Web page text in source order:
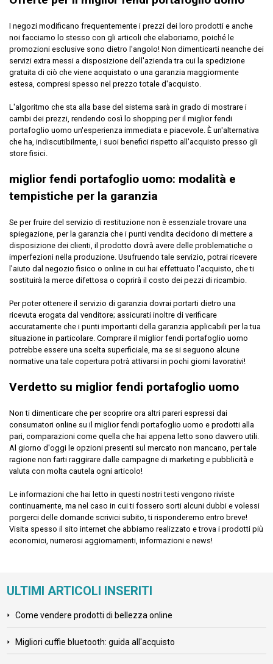
I negozi modificano frequentemente i prezzi dei loro prodotti e anche
noi facciamo lo stesso con gli articoli che elaboriamo, poiché le
promozioni esclusive sono dietro l'angolo! Non dimenticarti neanche dei
servizi extra messi a disposizione dell'azienda tra cui la spedizione
gratuita di ciò che viene acquistato o una garanzia maggiormente
estesa, compresi spesso nel prezzo totale d'acquisto.
L'algoritmo che sta alla base del sistema sarà in grado di mostrare i
cambi dei prezzi, rendendo così lo shopping per il miglior fendi
portafoglio uomo un'esperienza immediata e piacevole. È un'alternativa
che ha, indiscutibilmente, i suoi benefici rispetto all'acquisto presso gli
store fisici.
miglior fendi portafoglio uomo: modalità e
tempistiche per la garanzia
Se per fruire del servizio di restituzione non è essenziale trovare una
spiegazione, per la garanzia che i punti vendita decidono di mettere a
disposizione dei clienti, il prodotto dovrà avere delle problematiche o
imperfezioni nella produzione. Usufruendo tale servizio, potrai ricevere
l'aiuto dal negozio fisico o online in cui hai effettuato l'acquisto, che ti
sostituirà la merce difettosa o coprirà il costo dei pezzi di ricambio.
Per poter ottenere il servizio di garanzia dovrai portarti dietro una
ricevuta erogata dal venditore; assicurati inoltre di verificare
accuratamente che i punti importanti della garanzia applicabili per la tua
situazione in particolare. Comprare il miglior fendi portafoglio uomo
potrebbe essere una scelta superficiale, ma se si seguono alcune
normative una tale copertura potrà attivarsi in pochi giorni lavorativi!
Verdetto su miglior fendi portafoglio uomo
Non ti dimenticare che per scoprire ora altri pareri espressi dai
consumatori online su il miglior fendi portafoglio uomo e prodotti alla
pari, comparazioni come quella che hai appena letto sono davvero utili.
Al giorno d'oggi le opzioni presenti sul mercato non mancano, per tale
ragione non farti raggirare dalle campagne di marketing e pubblicità e
valuta con molta cautela ogni articolo!
Le informazioni che hai letto in questi nostri testi vengono riviste
continuamente, ma nel caso in cui ti fossero sorti alcuni dubbi e volessi
porgerci delle domande scrivici subito, ti risponderemo entro breve!
Visita spesso il sito internet che abbiamo realizzato e trova i prodotti più
economici, numerosi aggiornamenti, informazioni e news!
ULTIMI ARTICOLI INSERITI
Come vendere prodotti di bellezza online
Migliori cuffie bluetooth: guida all'acquisto